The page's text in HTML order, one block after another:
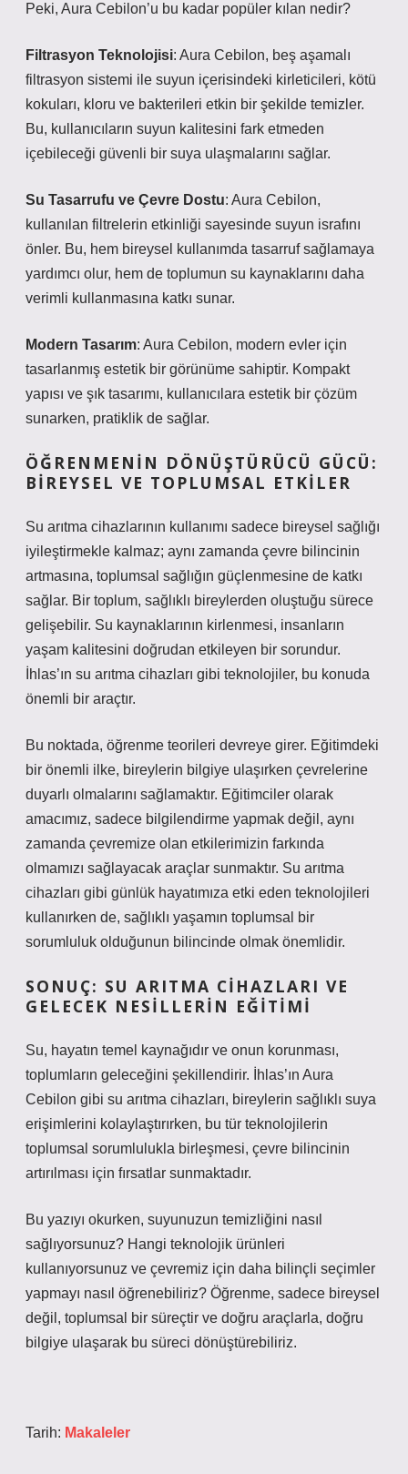
Peki, Aura Cebilon’u bu kadar popüler kılan nedir?
Filtrasyon Teknolojisi: Aura Cebilon, beş aşamalı
filtrasyon sistemi ile suyun içerisindeki kirleticileri, kötü
kokuları, kloru ve bakterileri etkin bir şekilde temizler.
Bu, kullanıcıların suyun kalitesini fark etmeden
içebileceği güvenli bir suya ulaşmalarını sağlar.
Su Tasarrufu ve Çevre Dostu: Aura Cebilon,
kullanılan filtrelerin etkinliği sayesinde suyun israfını
önler. Bu, hem bireysel kullanımda tasarruf sağlamaya
yardımcı olur, hem de toplumun su kaynaklarını daha
verimli kullanmasına katkı sunar.
Modern Tasarım: Aura Cebilon, modern evler için
tasarlanmış estetik bir görünüme sahiptir. Kompakt
yapısı ve şık tasarımı, kullanıcılara estetik bir çözüm
sunarken, pratiklik de sağlar.
ÖĞRENMENIN DÖNÜŞTÜRÜCÜ GÜCÜ:
BIREYSEL VE TOPLUMSAL ETKILER
Su arıtma cihazlarının kullanımı sadece bireysel sağlığı
iyileştirmekle kalmaz; aynı zamanda çevre bilincinin
artmasına, toplumsal sağlığın güçlenmesine de katkı
sağlar. Bir toplum, sağlıklı bireylerden oluştuğu sürece
gelişebilir. Su kaynaklarının kirlenmesi, insanların
yaşam kalitesini doğrudan etkileyen bir sorundur.
İhlas’ın su arıtma cihazları gibi teknolojiler, bu konuda
önemli bir araçtır.
Bu noktada, öğrenme teorileri devreye girer. Eğitimdeki
bir önemli ilke, bireylerin bilgiye ulaşırken çevrelerine
duyarlı olmalarını sağlamaktır. Eğitimciler olarak
amacımız, sadece bilgilendirme yapmak değil, aynı
zamanda çevremize olan etkilerimizin farkında
olmamızı sağlayacak araçlar sunmaktır. Su arıtma
cihazları gibi günlük hayatımıza etki eden teknolojileri
kullanırken de, sağlıklı yaşamın toplumsal bir
sorumluluk olduğunun bilincinde olmak önemlidir.
SONUÇ: SU ARITMA CIHAZLARI VE
GELECEK NESILLERIN EĞITIMI
Su, hayatın temel kaynağıdır ve onun korunması,
toplumların geleceğini şekillendirir. İhlas’ın Aura
Cebilon gibi su arıtma cihazları, bireylerin sağlıklı suya
erişimlerini kolaylaştırırken, bu tür teknolojilerin
toplumsal sorumlulukla birleşmesi, çevre bilincinin
artırılması için fırsatlar sunmaktadır.
Bu yazıyı okurken, suyunuzun temizliğini nasıl
sağlıyorsunuz? Hangi teknolojik ürünleri
kullanıyorsunuz ve çevremiz için daha bilinçli seçimler
yapmayı nasıl öğrenebiliriz? Öğrenme, sadece bireysel
değil, toplumsal bir süreçtir ve doğru araçlarla, doğru
bilgiye ulaşarak bu süreci dönüştürebiliriz.
Tarih: Makaleler